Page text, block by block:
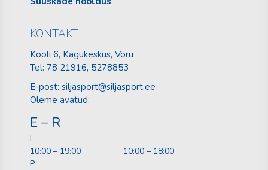
KONTAKT
Kooli 6, Kagukeskus, Võru
Tel: 78 21916, 5278853
E-post: siljasport@siljasport.ee
Oleme avatud:
E – R
L
10:00 – 19:00
10:00 – 18:00
P